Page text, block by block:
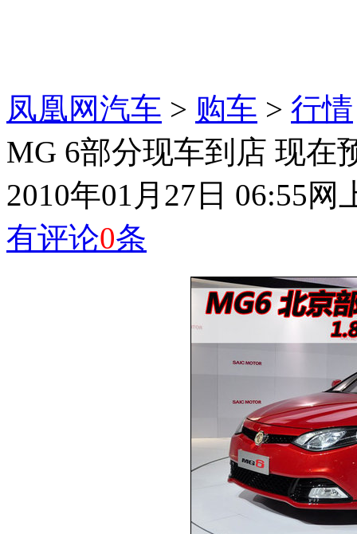
凤凰网汽车 > 购车 > 行情
MG 6部分现车到店 现在
2010年01月27日 06:55网
有评论0条